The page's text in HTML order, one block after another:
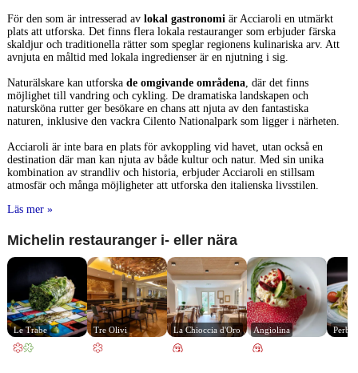
För den som är intresserad av lokal gastronomiär Acciaroli en utmärkt
plats att utforska. Det finns flera lokala restauranger som erbjuder färska
skaldjur och traditionella rätter som speglar regionens kulinariska arv. Att
avnjuta en måltid med lokala ingredienser är en njutning i sig.
Naturälskare kan utforska de omgivande områdena, där det finns
möjlighet till vandring och cykling. De dramatiska landskapen och
natursköna rutter ger besökare en chans att njuta av den fantastiska
naturen, inklusive den vackra Cilento Nationalpark som ligger i närheten.
Acciaroli är inte bara en plats för avkoppling vid havet, utan också en
destination där man kan njuta av både kultur och natur. Med sin unika
kombination av strandliv och historia, erbjuder Acciaroli en stillsam
atmosfär och många möjligheter att utforska den italienska livsstilen.
Läs mer »
Michelin restauranger i- eller nära
Le Trabe Tre Olivi La Chioccia d'Oro Angiolina